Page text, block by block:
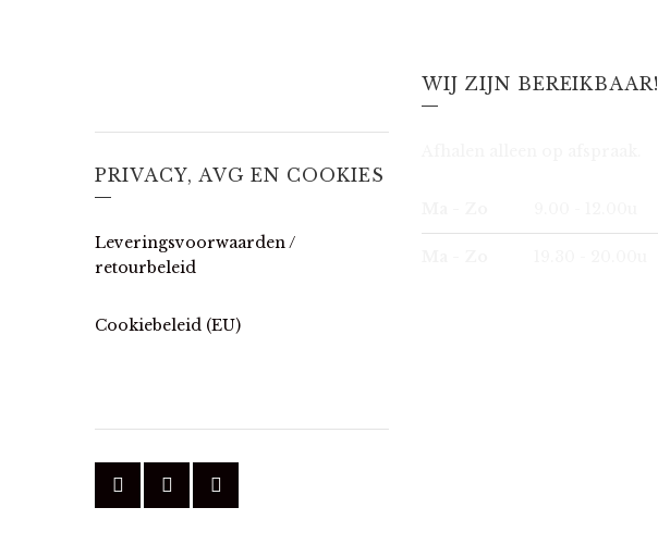
PRIVACY, AVG EN COOKIES
Leveringsvoorwaarden /
retourbeleid
Cookiebeleid (EU)
WIJ ZIJN BEREIKBAAR!